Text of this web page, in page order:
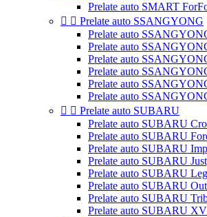
Prelate auto SMART
  Prelate auto SSANGYONG
Prelate auto
Prelate auto
Prelate auto
Prelate auto
Prelate auto
Prelate auto
  Prelate auto SUBARU
Prelate auto SUBARU
Prelate auto SUBARU
Prelate auto SUBARU
Prelate auto SUBARU
Prelate auto SUBARU
Prelate auto SUBARU
Prelate auto SUBARU
Prelate auto SUBARU XV